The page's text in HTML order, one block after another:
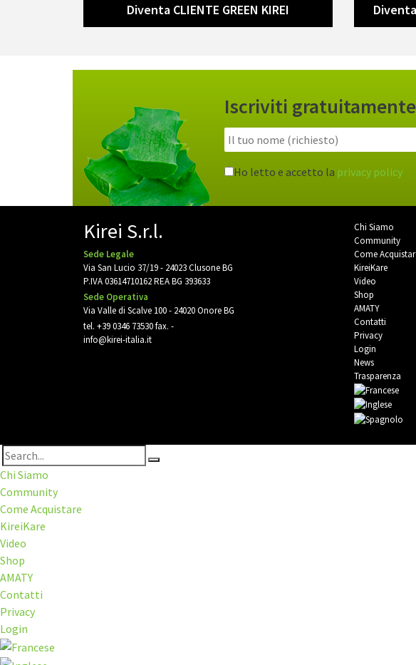
Diventa CLIENTE GREEN KIREI Diventa
Iscriviti
Ho letto e accetto la privacy policy
Kirei S.r.l.
Sede Legale
Via San Lucio 37/19 - 24023 Clusone BG
P.IVA 03614710162 REA BG 393633
Sede Operativa
Via Valle di Scalve 100 - 24020 Onore BG
tel. +39 0346 73530fax. -
info@kirei-italia.it
Chi Siamo
Community
Come
KireiKare
Video
Shop
AMATY
Contatti
Privacy
Login
News
Trasparenza
Chi Siamo
Community
Come Acquistare
KireiKare
Video
Shop
AMATY
Contatti
Privacy
Login